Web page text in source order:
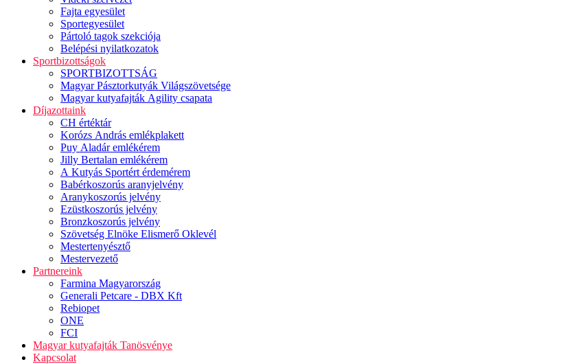
Fajta egyesület
Sportegyesület
Pártoló tagok szekciója
Belépési nyilatkozatok
Sportbizottságok
SPORTBIZOTTSÁG
Magyar Pásztorkutyák Világszövetsége
Magyar kutyafajták Agility csapata
Díjazottaink
CH értéktár
Korózs András emlékplakett
Puy Aladár emlékérem
Jilly Bertalan emlékérem
A Kutyás Sportért érdemérem
Babérkoszorús aranyjelvény
Aranykoszorús jelvény
Ezüstkoszorús jelvény
Bronzkoszorús jelvény
Szövetség Elnöke Elismerő Oklevél
Mestertenyésztő
Mestervezető
Partnereink
Farmina Magyarország
Generali Petcare - DBX Kft
Rebiopet
ONE
FCI
Magyar kutyafajták Tanösvénye
Kapcsolat